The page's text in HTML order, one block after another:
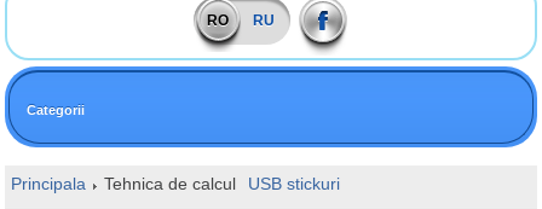
RO RU
Categorii
Principala Tehnica de calcul USB stickuri